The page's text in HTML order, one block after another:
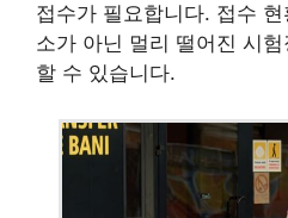
접수가 필요합니다. 접수
소가 아닌 멀리 떨어진 시
할 수 있습니다.